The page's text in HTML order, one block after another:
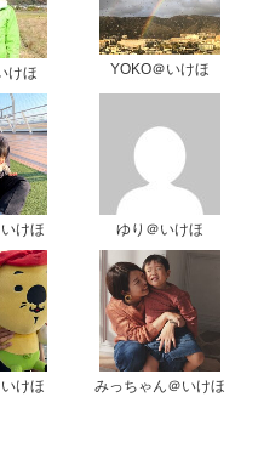
けほ YOKO＠いけほ
けほ ゆり＠いけほ
けほ みっちゃん＠いけほ